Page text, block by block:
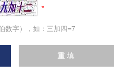
数字），如：三加四=7